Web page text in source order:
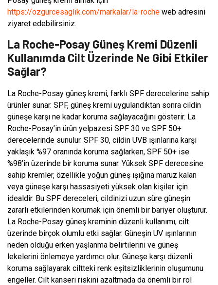
https://ozgurcesaglik.com/markalar/la-roche web adresini
ziyaret edebilirsiniz.
La Roche-Posay Güneş Kremi Düzenli
Kullanımda Cilt Üzerinde Ne Gibi Etkiler
Sağlar?
La Roche-Posay güneş kremi, farklı SPF derecelerine sahip
ürünler sunar. SPF, güneş kremi uygulandıktan sonra cildin
güneşe karşı ne kadar koruma sağlayacağını gösterir. La
Roche-Posay’in ürün yelpazesi SPF 30 ve SPF 50+
derecelerinde sunulur. SPF 30, cildin UVB ışınlarına karşı
yaklaşık %97 oranında koruma sağlarken, SPF 50+ ise
%98’in üzerinde bir koruma sunar. Yüksek SPF derecesine
sahip kremler, özellikle yoğun güneş ışığına maruz kalan
veya güneşe karşı hassasiyeti yüksek olan kişiler için
idealdir. Bu SPF dereceleri, cildinizi uzun süre güneşin
zararlı etkilerinden korumak için önemli bir bariyer oluşturur.
La Roche-Posay güneş kreminin düzenli kullanımı, cilt
üzerinde birçok olumlu etki sağlar. Güneşin UV ışınlarının
neden olduğu erken yaşlanma belirtilerini ve güneş
lekelerini önlemeye yardımcı olur. Güneşe karşı düzenli
koruma sağlayarak ciltteki renk eşitsizliklerinin oluşumunu
engeller. Cilt kanseri riskini azaltmada da önemli bir rol